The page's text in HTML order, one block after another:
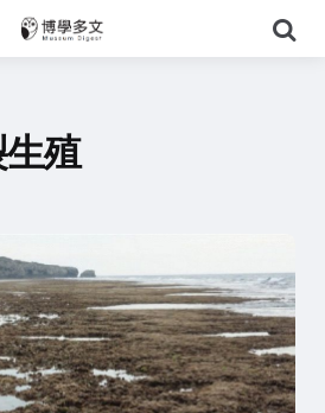
尋
殖